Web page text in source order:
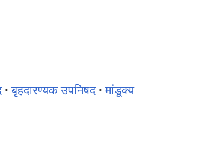
· बृहदारण्यक उपनिषद · मांडूक्य